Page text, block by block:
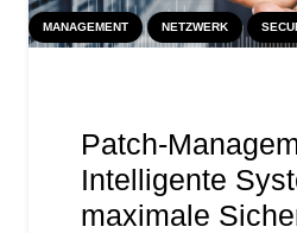
MANAGEMENT NETZWERK
Patch-
Intelligente
maximale